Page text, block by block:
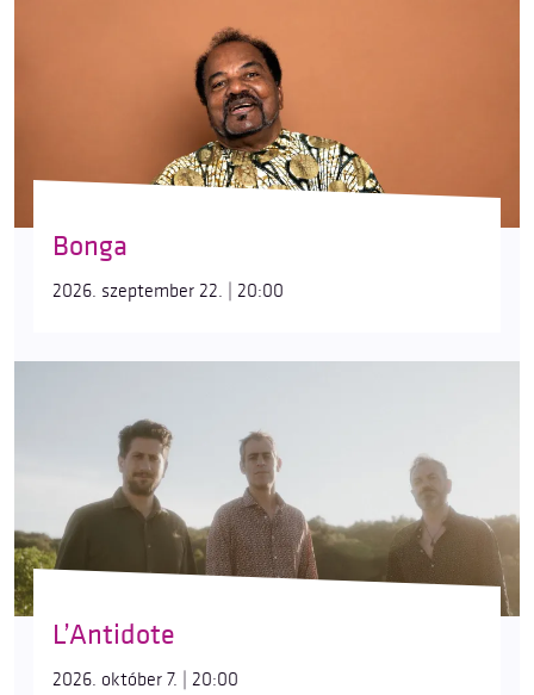
Bonga
2026. szeptember 22. | 20:00
L’Antidote
2026. október 7. | 20:00